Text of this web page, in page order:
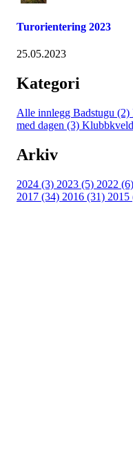
Turorientering 2023
25.05.2023
Kategori
Alle innlegg Badstugu (2)
med dagen (3)
Arkiv
2024 (3) 2023 (5) 2022 (6)
2017 (34) 2016 (31) 2015